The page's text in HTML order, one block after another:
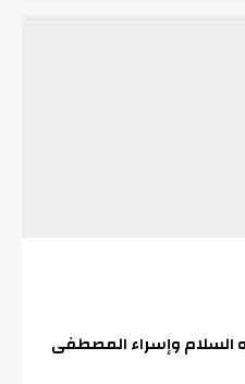
السلام وإسراء المصطفى